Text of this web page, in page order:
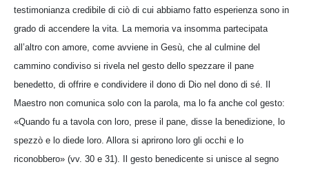
testimonianza credibile di ciò di cui abbiamo fatto esperienza sono in
grado di accendere la vita. La memoria va insomma partecipata
all’altro con amore, come avviene in Gesù, che al culmine del
cammino condiviso si rivela nel gesto dello spezzare il pane
benedetto, di offrire e condividere il dono di Dio nel dono di sé. Il
Maestro non comunica solo con la parola, ma lo fa anche col gesto:
«Quando fu a tavola con loro, prese il pane, disse la benedizione, lo
spezzò e lo diede loro. Allora si aprirono loro gli occhi e lo
riconobbero» (vv. 30 e 31). Il gesto benedicente si unisce al segno